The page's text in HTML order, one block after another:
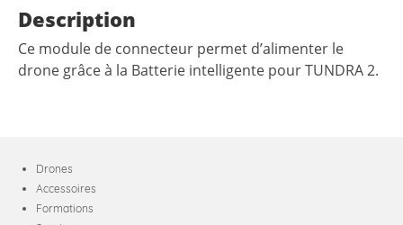
Description
Ce module de connecteur permet d’alimenter le
drone grâce à la Batterie intelligente pour TUNDRA 2.
Drones
Accessoires
Formations